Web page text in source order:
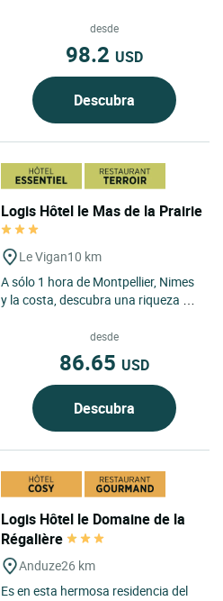
desde
98.2 USD
Descubra
Logis Hôtel le Mas de la Prairie
Le Vigan10 km
A sólo 1 hora de Montpellier, Nimes
y la costa, descubra una riqueza de
patrimonio arquitectónico...
desde
86.65 USD
Descubra
Logis Hôtel le Domaine de la
Régalière
Anduze26 km
Es en esta hermosa residencia del